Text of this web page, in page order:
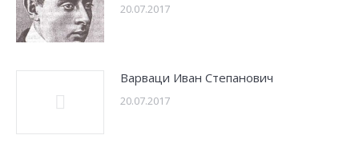
20.07.2017
Варваци Иван Степанович
20.07.2017